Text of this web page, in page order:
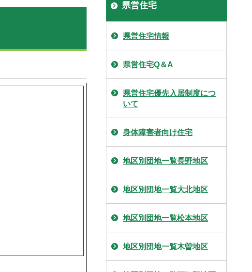
県営住宅
県営住宅情報
県営住宅Q＆A
県営住宅優先入居制度につ
いて
身体障害者向け住宅
地区別団地一覧長野地区
地区別団地一覧大北地区
地区別団地一覧松本地区
地区別団地一覧木曽地区